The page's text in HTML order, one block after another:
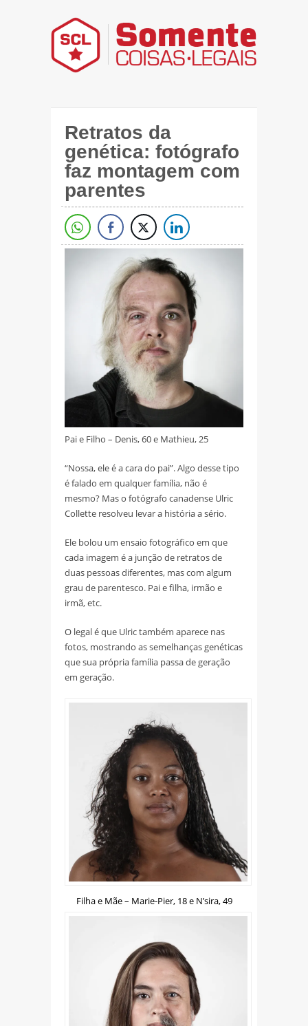
Retratos da
genética: fotógrafo
faz montagem com
parentes
Pai e Filho – Denis, 60 e Mathieu, 25
“Nossa, ele é a cara do pai”. Algo desse tipo
é falado em qualquer família, não é
mesmo? Mas o fotógrafo canadense Ulric
Collette resolveu levar a história a sério.
Ele bolou um ensaio fotográfico em que
cada imagem é a junção de retratos de
duas pessoas diferentes, mas com algum
grau de parentesco. Pai e filha, irmão e
irmã, etc.
O legal é que Ulric também aparece nas
fotos, mostrando as semelhanças genéticas
que sua própria família passa de geração
em geração.
Filha e Mãe – Marie-Pier, 18 e N’sira, 49